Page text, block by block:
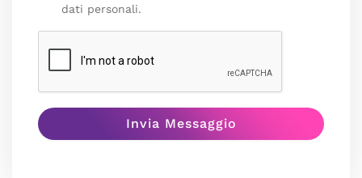
dati personali.